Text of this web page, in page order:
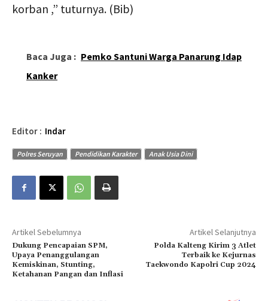
korban ,” tuturnya. (Bib)
Baca Juga : Pemko Santuni Warga Panarung Idap
Kanker
Editor : Indar
Polres Seruyan Pendidikan Karakter Anak Usia Dini
Artikel Sebelumnya
Dukung Pencapaian SPM,
Upaya Penanggulangan
Kemiskinan, Stunting,
Ketahanan Pangan dan Inflasi
Artikel Selanjutnya
Polda Kalteng Kirim 3 Atlet
Terbaik ke Kejurnas
Taekwondo Kapolri Cup 2024